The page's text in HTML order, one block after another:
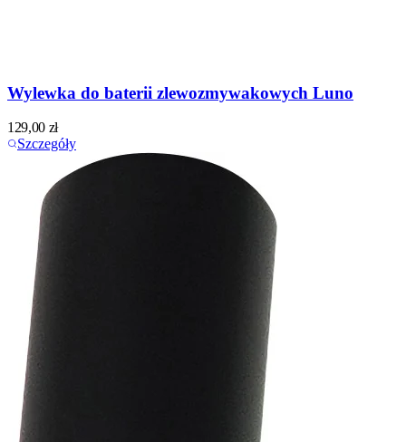
Wylewka do baterii zlewozmywakowych Luno
129,00 zł
Szczegóły